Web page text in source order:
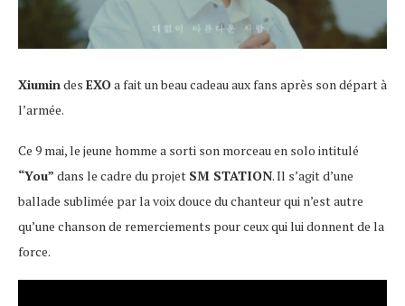
Xiumindes EXOa fait un beau cadeau aux fans après son départ à
l’armée.
Ce 9 mai, le jeune homme a sorti son morceau en solo intitulé
“You” dans le cadre du projet SM STATION. Il s’agit d’une
ballade sublimée par la voix douce du chanteur qui n’est autre
qu’une chanson de remerciements pour ceux qui lui donnent de la
force.